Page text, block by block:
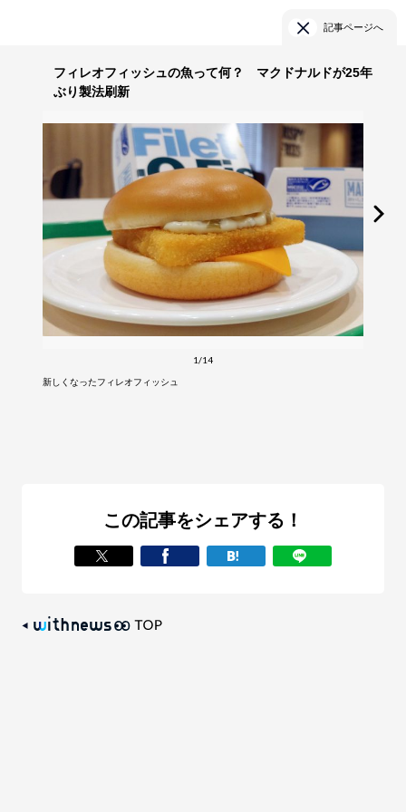
記事ページへ
フィレオフィッシュの魚って何？ マクドナルドが25年
ぶり製法刷新
1/14
新しくなったフィレオフィッシュ
この記事をシェアする！